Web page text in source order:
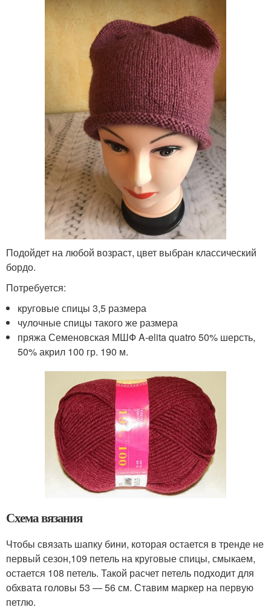
Подойдет на любой возраст, цвет выбран классический
бордо.
Потребуется:
круговые спицы 3,5 размера
чулочные спицы такого же размера
пряжа Семеновская МШФ A-elita quatro 50% шерсть,
50% акрил 100 гр. 190 м.
Схема вязания
Чтобы связать шапку бини, которая остается в тренде не
первый сезон,109 петель на круговые спицы, смыкаем,
остается 108 петель. Такой расчет петель подходит для
обхвата головы 53 — 56 см. Ставим маркер на первую
петлю.